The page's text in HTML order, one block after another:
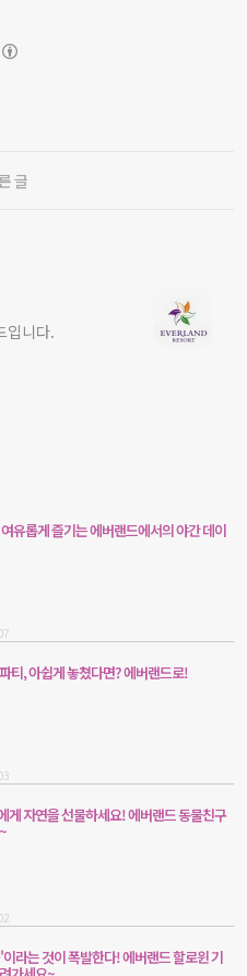
글
입니다.
유롭게 즐기는 에버랜드에서의 야간 데이
티, 아쉽게 놓쳤다면? 에버랜드로!
게 자연을 선물하세요! 에버랜드 동물친구
라는 것이 폭발한다! 에버랜드 할로윈 기